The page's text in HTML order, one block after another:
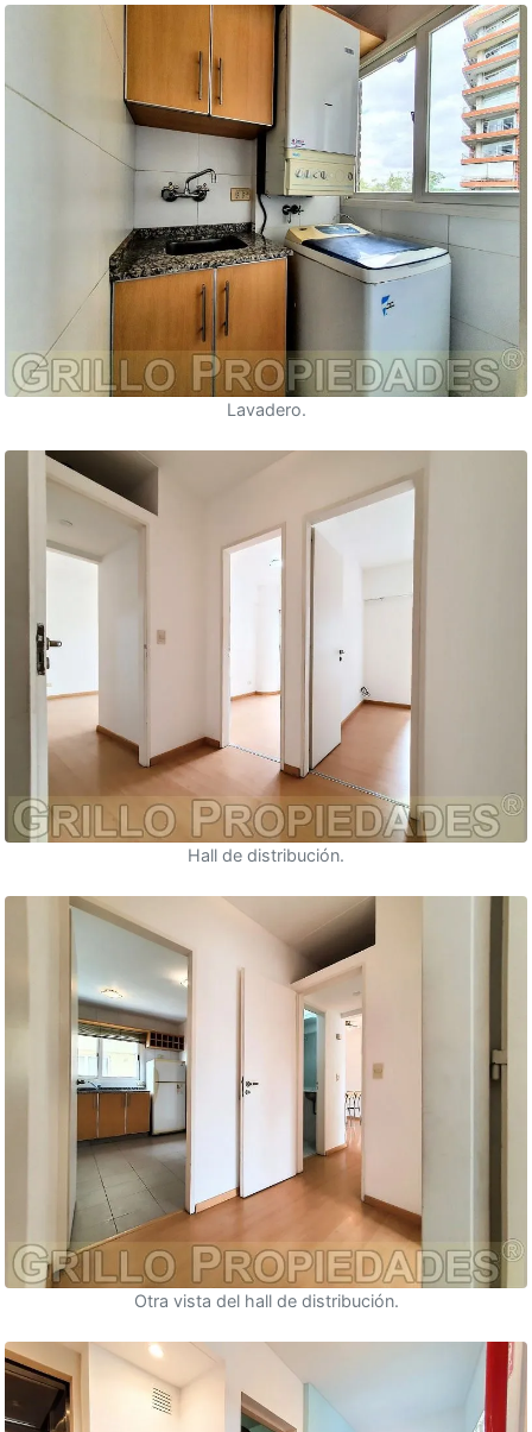
Lavadero.
Hall de distribución.
Otra vista del hall de distribución.